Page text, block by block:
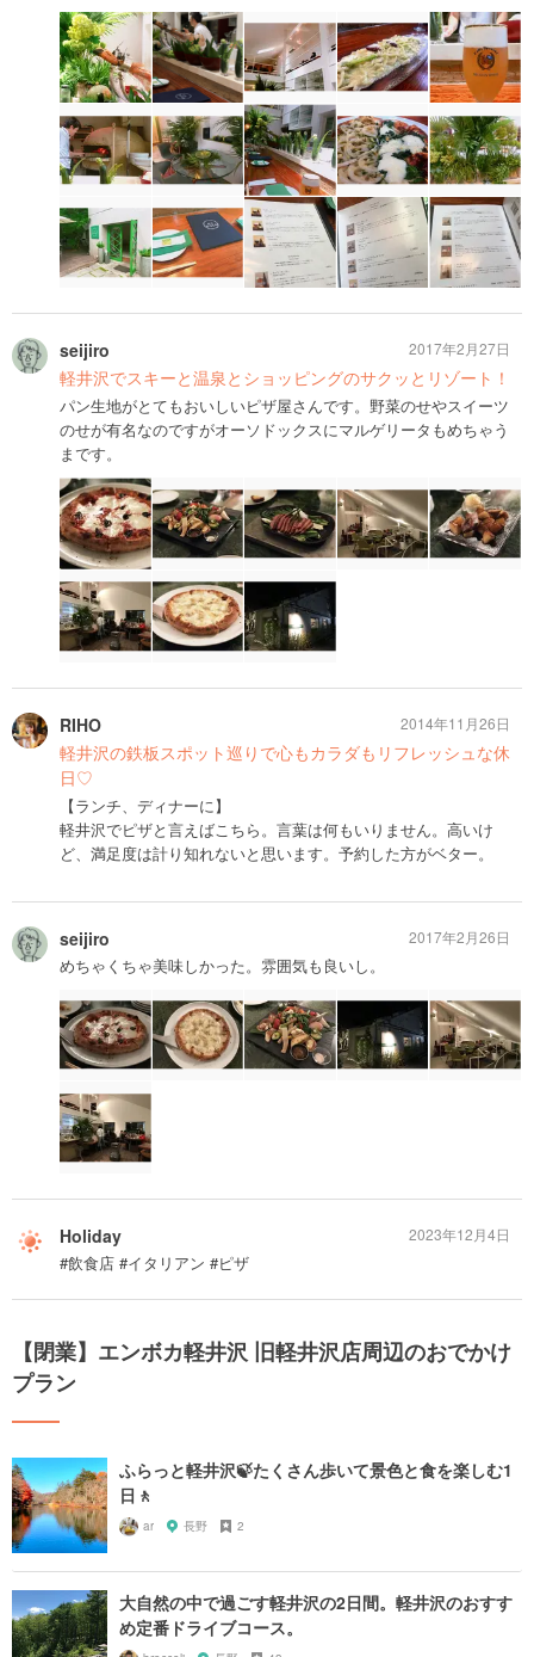
seijiro
軽井沢でスキーと温泉とショッピングのサクッとリゾート！
パン生地がとてもおいしいピザ屋さんです。野菜のせやスイーツ
のせが有名なのですがオーソドックスにマルゲリータもめちゃう
まです。
2017年2月27日
RIHO
軽井沢の鉄板スポット巡りで心もカラダもリフレッシュな休
日♡
【ランチ、ディナーに】
軽井沢でピザと言えばこちら。言葉は何もいりません。高いけ
ど、満足度は計り知れないと思います。予約した方がベター。
2014年11月26日
seijiro
めちゃくちゃ美味しかった。雰囲気も良いし。
2017年2月26日
Holiday
#飲食店 #イタリアン #ピザ
2023年12月4日
【閉業】エンボカ軽井沢 旧軽井沢店周辺のおでかけ
プラン
ふらっと軽井沢🍃たくさん歩いて景色と食を楽しむ1
日🚶
ar 長野 2
大自然の中で過ごす軽井沢の2日間。軽井沢のおすす
め定番ドライブコース。